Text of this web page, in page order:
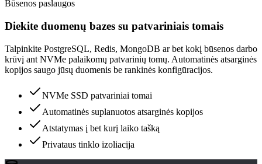
Būsenos paslaugos
Diekite duomenų bazes su patvariniais tomais
Talpinkite PostgreSQL, Redis, MongoDB ar bet kokį būsenos darbo
krūvį ant NVMe palaikomų patvarinių tomų. Automatinės atsarginės
kopijos saugo jūsų duomenis be rankinės konfigūracijos.
NVMe SSD patvariniai tomai
Automatinės suplanuotos atsarginės kopijos
Atstatymas į bet kurį laiko tašką
Privataus tinklo izoliacija